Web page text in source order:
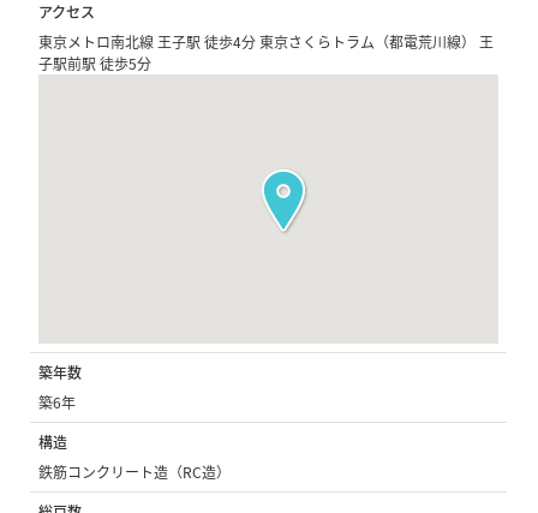
アクセス
東京メトロ南北線 王子駅 徒歩4分 東京さくらトラム（都電荒川線） 王
子駅前駅 徒歩5分
築年数
築6年
構造
鉄筋コンクリート造（RC造）